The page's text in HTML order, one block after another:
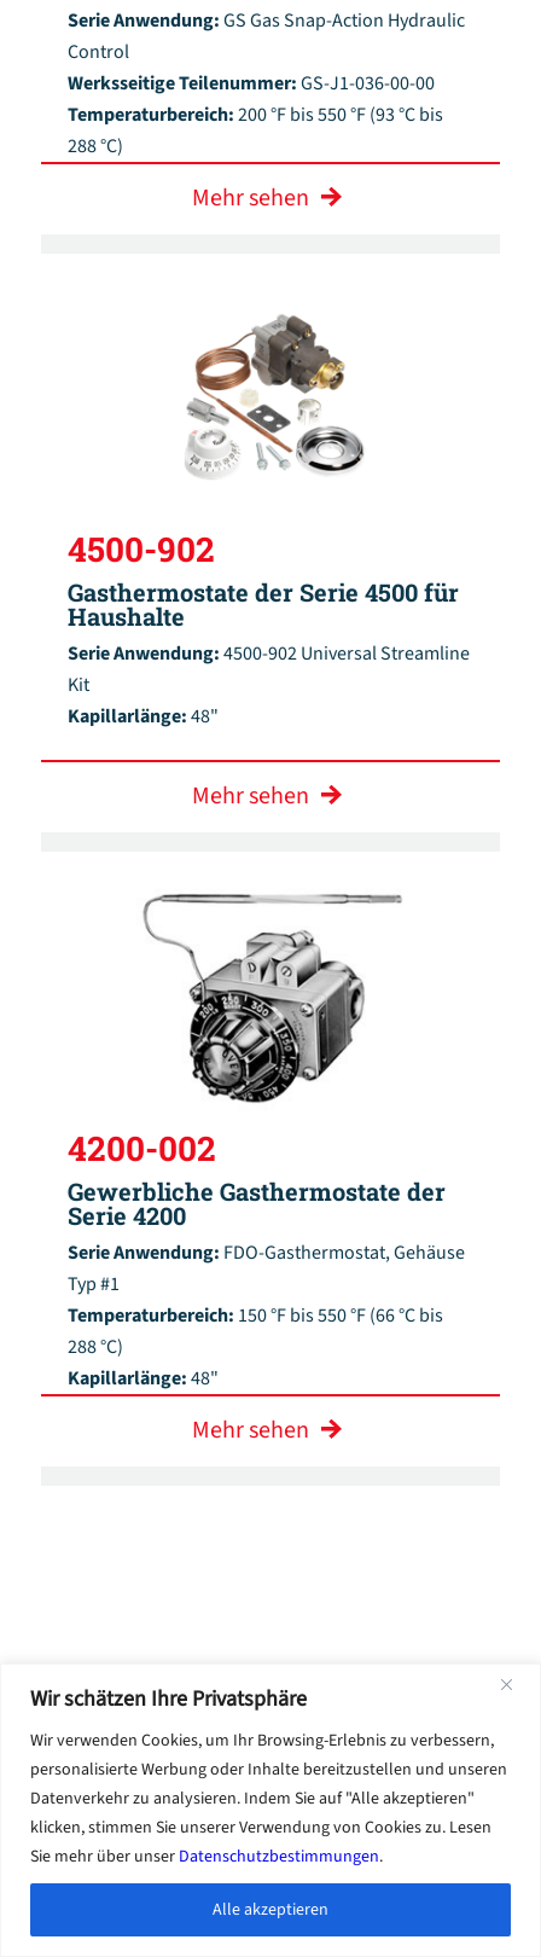
Wir schätzen Ihre Privatsphäre
Wir verwenden Cookies, um Ihr Browsing-Erlebnis zu verbessern,
personalisierte Werbung oder Inhalte bereitzustellen und unseren
Datenverkehr zu analysieren. Indem Sie auf "Alle akzeptieren"
klicken, stimmen Sie unserer Verwendung von Cookies zu. Lesen
Sie mehr über unser Datenschutzbestimmungen.
Alle akzeptieren
Serie Anwendung:GS Gas Snap-Action Hydraulic
Control
Werksseitige Teilenummer:GS-J1-036-00-00
Temperaturbereich:200 °F bis 550 °F (93 °C bis
288 °C)
Mehr sehen
4500-902
Gasthermostate der Serie 4500 für
Haushalte
Serie Anwendung:4500-902 Universal Streamline
Kit
Kapillarlänge:48"
Mehr sehen
4200-002
Gewerbliche Gasthermostate der
Serie 4200
Serie Anwendung: FDO-Gasthermostat, Gehäuse
Typ #1
Temperaturbereich: 150 °F bis 550 °F (66 °C bis
288 °C)
Kapillarlänge:48"
Mehr sehen
FDO-11-03-72
Gewerbliche Gasthermostate der
Serie 4200
Beschreibung:Thermostat Montage
Girlande-G03145-072